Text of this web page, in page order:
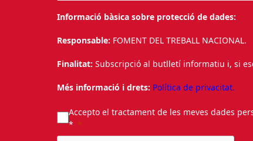
Informació bàsica sobre protecció de dades:
Responsable: FOMENT DEL TREBALL NACIONAL.
Finalitat: Subscripció al butlletí informatiu i, si
Més informació i drets: Política de privacitat.
Accepto el tractament de les meves dades
*